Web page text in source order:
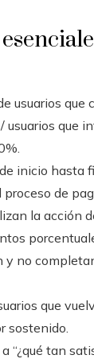
usuarios que
que
inicio hasta
de
la acción
y no
que
sostenido.
“¿qué tan